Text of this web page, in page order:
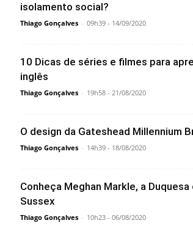
isolamento social?
Thiago Gonçalves - 09h39 - 14/09/2020
10 Dicas de séries e filmes para
inglês
Thiago Gonçalves - 19h58 - 21/08/2020
O design da Gateshead Millennium
Thiago Gonçalves - 14h39 - 18/08/2020
Conheça Meghan Markle, a Duquesa
Sussex
Thiago Gonçalves - 10h23 - 06/08/2020